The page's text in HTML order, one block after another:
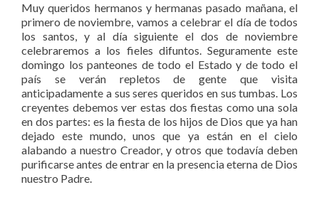
Muy queridos hermanos y hermanas pasado mañana, el
primero de noviembre, vamos a celebrar el día de todos
los santos, y al día siguiente el dos de noviembre
celebraremos a los fieles difuntos. Seguramente este
domingo los panteones de todo el Estado y de todo el
país se verán repletos de gente que visita
anticipadamente a sus seres queridos en sus tumbas. Los
creyentes debemos ver estas dos fiestas como una sola
en dos partes: es la fiesta de los hijos de Dios que ya han
dejado este mundo, unos que ya están en el cielo
alabando a nuestro Creador, y otros que todavía deben
purificarse antes de entrar en la presencia eterna de Dios
nuestro Padre.